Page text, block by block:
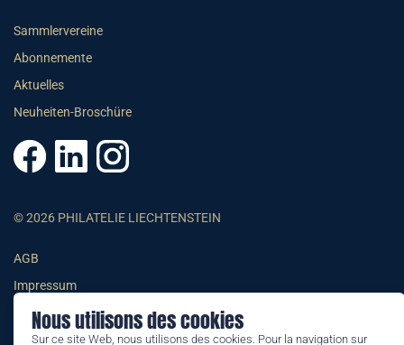
Nous utilisons des cookies
Sur ce site Web, nous utilisons des cookies. Pour la navigation sur
Sammlervereine
Abonnemente
Aktuelles
Neuheiten-Broschüre
© 2026 PHILATELIE LIECHTENSTEIN
AGB
Impressum
Datenschutzerklärung